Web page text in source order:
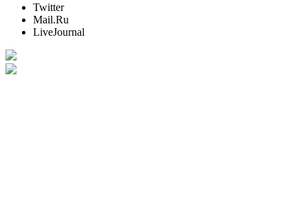
Twitter
Mail.Ru
LiveJournal